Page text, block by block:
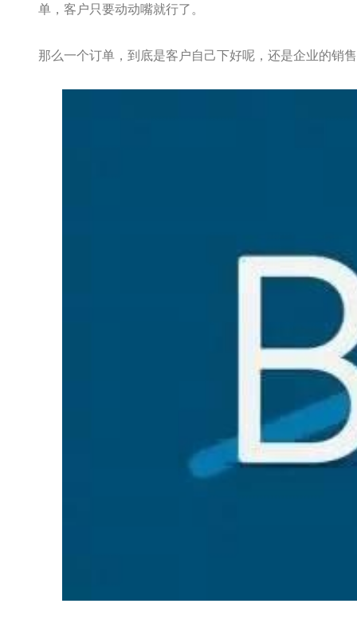
单，客户只要动动嘴就行了。
那么一个订单，到底是客户自己下好呢，还是企业的销